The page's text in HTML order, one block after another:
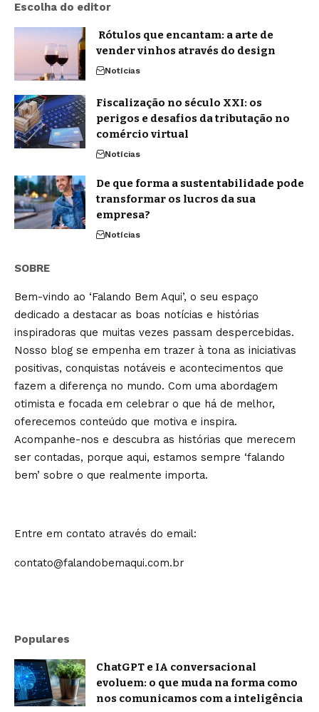
Escolha do editor
Rótulos que encantam: a arte de
vender vinhos através do design
Notícias
Fiscalização no século XXI: os
perigos e desafios da tributação no
comércio virtual
Notícias
De que forma a sustentabilidade pode
transformar os lucros da sua
empresa?
Notícias
SOBRE
Bem-vindo ao ‘Falando Bem Aqui’, o seu espaço
dedicado a destacar as boas notícias e histórias
inspiradoras que muitas vezes passam despercebidas.
Nosso blog se empenha em trazer à tona as iniciativas
positivas, conquistas notáveis e acontecimentos que
fazem a diferença no mundo. Com uma abordagem
otimista e focada em celebrar o que há de melhor,
oferecemos conteúdo que motiva e inspira.
Acompanhe-nos e descubra as histórias que merecem
ser contadas, porque aqui, estamos sempre ‘falando
bem’ sobre o que realmente importa.
Entre em contato através do email:
contato@falandobemaqui.com.br
Populares
ChatGPT e IA conversacional
evoluem: o que muda na forma como
nos comunicamos com a inteligência